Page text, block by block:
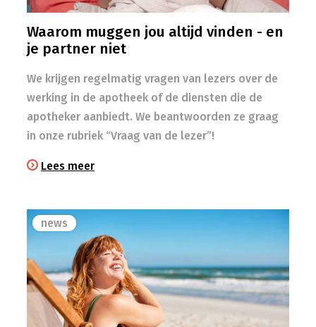
Waarom muggen jou altijd vinden - en
je partner niet
We krijgen regelmatig vragen van lezers over de
werking in de apotheek of de diensten die de
apotheker aanbiedt. We beantwoorden ze graag
in onze rubriek “Vraag van de lezer”!
Lees meer
news